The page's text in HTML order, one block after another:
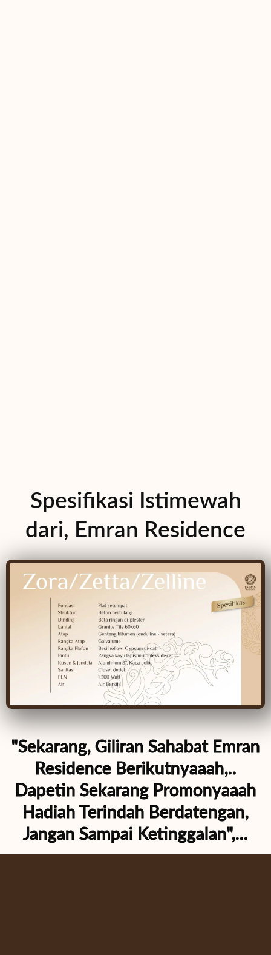
Spesifikasi Istimewah
dari, Emran Residence
"Sekarang, Giliran Sahabat Emran
Residence Berikutnyaaah,..
Dapetin Sekarang Promonyaaah
Hadiah Terindah Berdatengan,
Jangan Sampai Ketinggalan",...